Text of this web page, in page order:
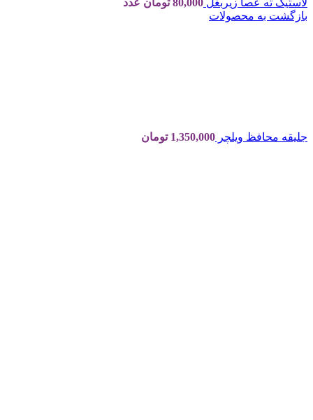
لاستیک ته عصا زیربغل 80,000 تومان عدد
بازگشت به محصولات
جلیقه محافظ ویلچر 1,350,000 تومان